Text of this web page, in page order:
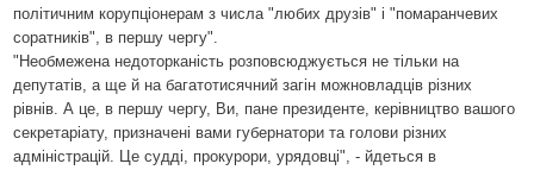
політичним корупціонерам з числа "любих друзів" і "помаранчевих
соратників", в першу чергу".
"Необмежена недоторканість розповсюджується не тільки на
депутатів, а ще й на багатотисячний загін можновладців різних
рівнів. А це, в першу чергу, Ви, пане президенте, керівництво вашого
секретаріату, призначені вами губернатори та голови різних
адміністрацій. Це судді, прокурори, урядовці", - йдеться в